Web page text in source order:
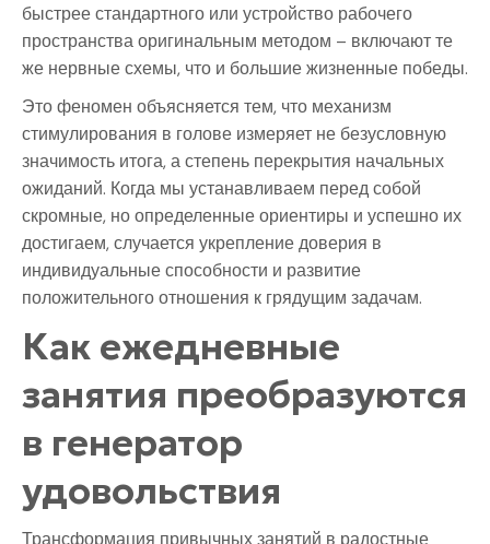
быстрее стандартного или устройство рабочего
пространства оригинальным методом – включают те
же нервные схемы, что и большие жизненные победы.
Это феномен объясняется тем, что механизм
стимулирования в голове измеряет не безусловную
значимость итога, а степень перекрытия начальных
ожиданий. Когда мы устанавливаем перед собой
скромные, но определенные ориентиры и успешно их
достигаем, случается укрепление доверия в
индивидуальные способности и развитие
положительного отношения к грядущим задачам.
Как ежедневные
занятия преобразуются
в генератор
удовольствия
Трансформация привычных занятий в радостные